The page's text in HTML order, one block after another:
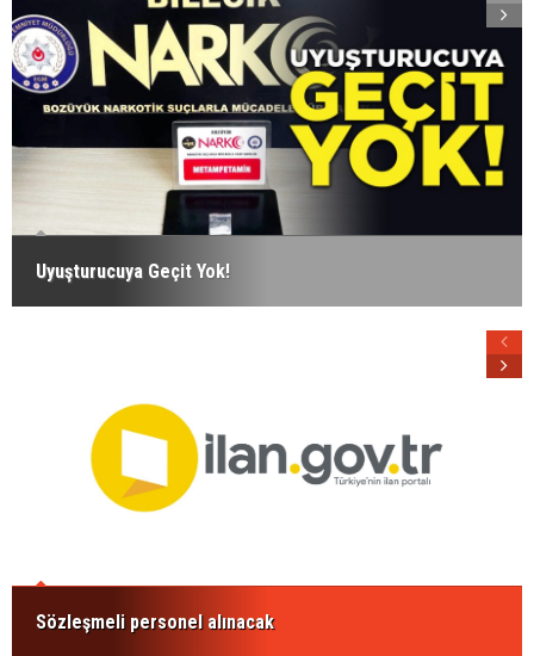
Uyuşturucuya Geçit Yok!
Sözleşmeli personel alınacak